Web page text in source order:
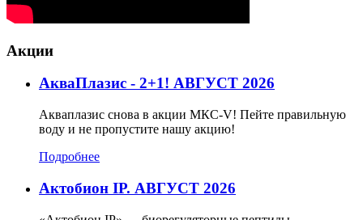
Акции
АкваПлазис - 2+1! АВГУСТ 2026
Акваплазис снова в акции МКС-V! Пейте правильную
воду и не пропустите нашу акцию!
Подробнее
Актобион IP. АВГУСТ 2026